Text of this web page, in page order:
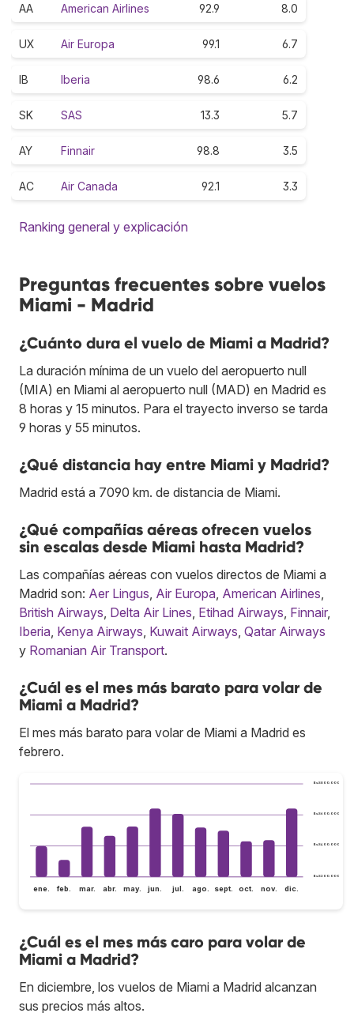
AA American Airlines 92.9 8.0
UX Air Europa 99.1 6.7
IB Iberia 98.6 6.2
SK SAS 13.3 5.7
AY Finnair 98.8 3.5
AC Air Canada 92.1 3.3
Ranking general y explicación
Preguntas frecuentes sobre vuelos
Miami - Madrid
¿Cuánto dura el vuelo de Miami a Madrid?
La duración mínima de un vuelo del aeropuerto null
(MIA) en Miami al aeropuerto null (MAD) en Madrid es
8 horas y 15 minutos. Para el trayecto inverso se tarda
9 horas y 55 minutos.
¿Qué distancia hay entre Miami y Madrid?
Madrid está a 7090 km. de distancia de Miami.
¿Qué compañías aéreas ofrecen vuelos
sin escalas desde Miami hasta Madrid?
Las compañías aéreas con vuelos directos de Miami a
Madrid son: Aer Lingus Air Europa American Airlines
British Airways Delta Air Lines Etihad Airways Finnair,
Iberia Kenya Airways Kuwait Airways Qatar Airways
y Romanian Air Transport.
¿Cuál es el mes más barato para volar de
Miami a Madrid?
El mes más barato para volar de Miami a Madrid es
febrero.
Bs.S200.000
Bs.S400.000
Bs.S600.000
Bs.S800.000
ene. feb. mar. abr. may. jun. jul. ago. sept. oct. nov. dic.
¿Cuál es el mes más caro para volar de
Miami a Madrid?
En diciembre, los vuelos de Miami a Madrid alcanzan
sus precios más altos.